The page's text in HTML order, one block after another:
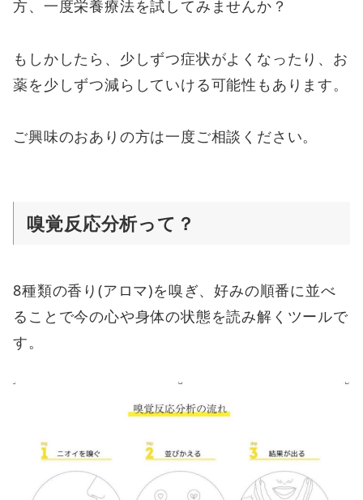
方、一度栄養療法を試してみませんか？
もしかしたら、少しずつ症状がよくなったり、お
薬を少しずつ減らしていける可能性もあります。
ご興味のおありの方は一度ご相談ください。
嗅覚反応分析って？
8種類の香り(アロマ)を嗅ぎ、好みの順番に並べ
ることで今の心や身体の状態を読み解くツールで
す。